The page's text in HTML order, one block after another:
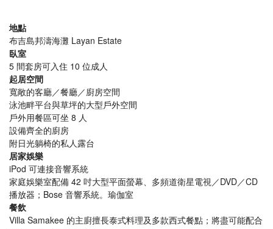
地點
布吉島邦濤海灘 Layan Estate
臥室
5 間套房可入住 10 位成人
起居空間
寬敞的客廳／餐廳／廚房空間
泳池畔平台與草坪的大型戶外空間
戶外用餐區可坐 8 人
設備齊全的廚房
附日光躺椅的私人露台
居家娛樂
iPod 可連接音響系統
家庭娛樂室配備 42 吋大型平面螢幕、多頻道衛星電視／DVD／CD
播放器；Bose 音響系統。瑜伽室
餐飲
Villa Samakee 的主廚擅長泰式料理及多款西式餐點；將盡可能配合